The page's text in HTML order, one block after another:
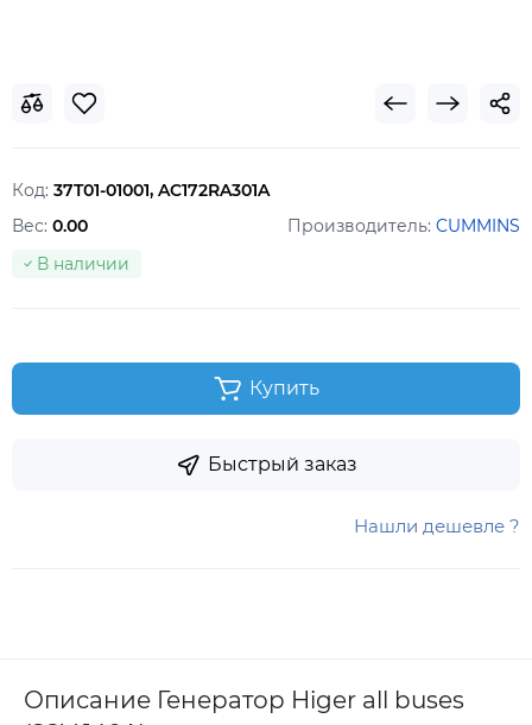
Код: 37T01-01001, AC172RA301A
Производитель: CUMMINS
В наличии
Вес: 0.00
Купить
Быстрый заказ
Нашли дешевле ?
Описание Генератор Higer all buses